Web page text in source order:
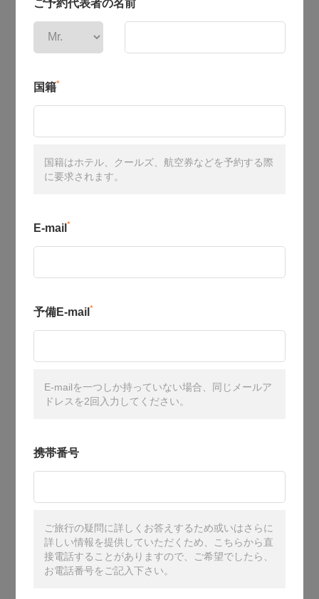
ご予約代表者の名前
国籍*
国籍はホテル、クールズ、航空券などを予約する際
に要求されます。
E-mail *
予備E-mail *
E-mailを一つしか持っていない場合、同じメールア
ドレスを2回入力してください。
携帯番号
ご旅行の疑問に詳しくお答えするため或いはさらに
詳しい情報を提供していただくため、こちらから直
接電話することがありますので、ご希望でしたら、
お電話番号をご記入下さい。